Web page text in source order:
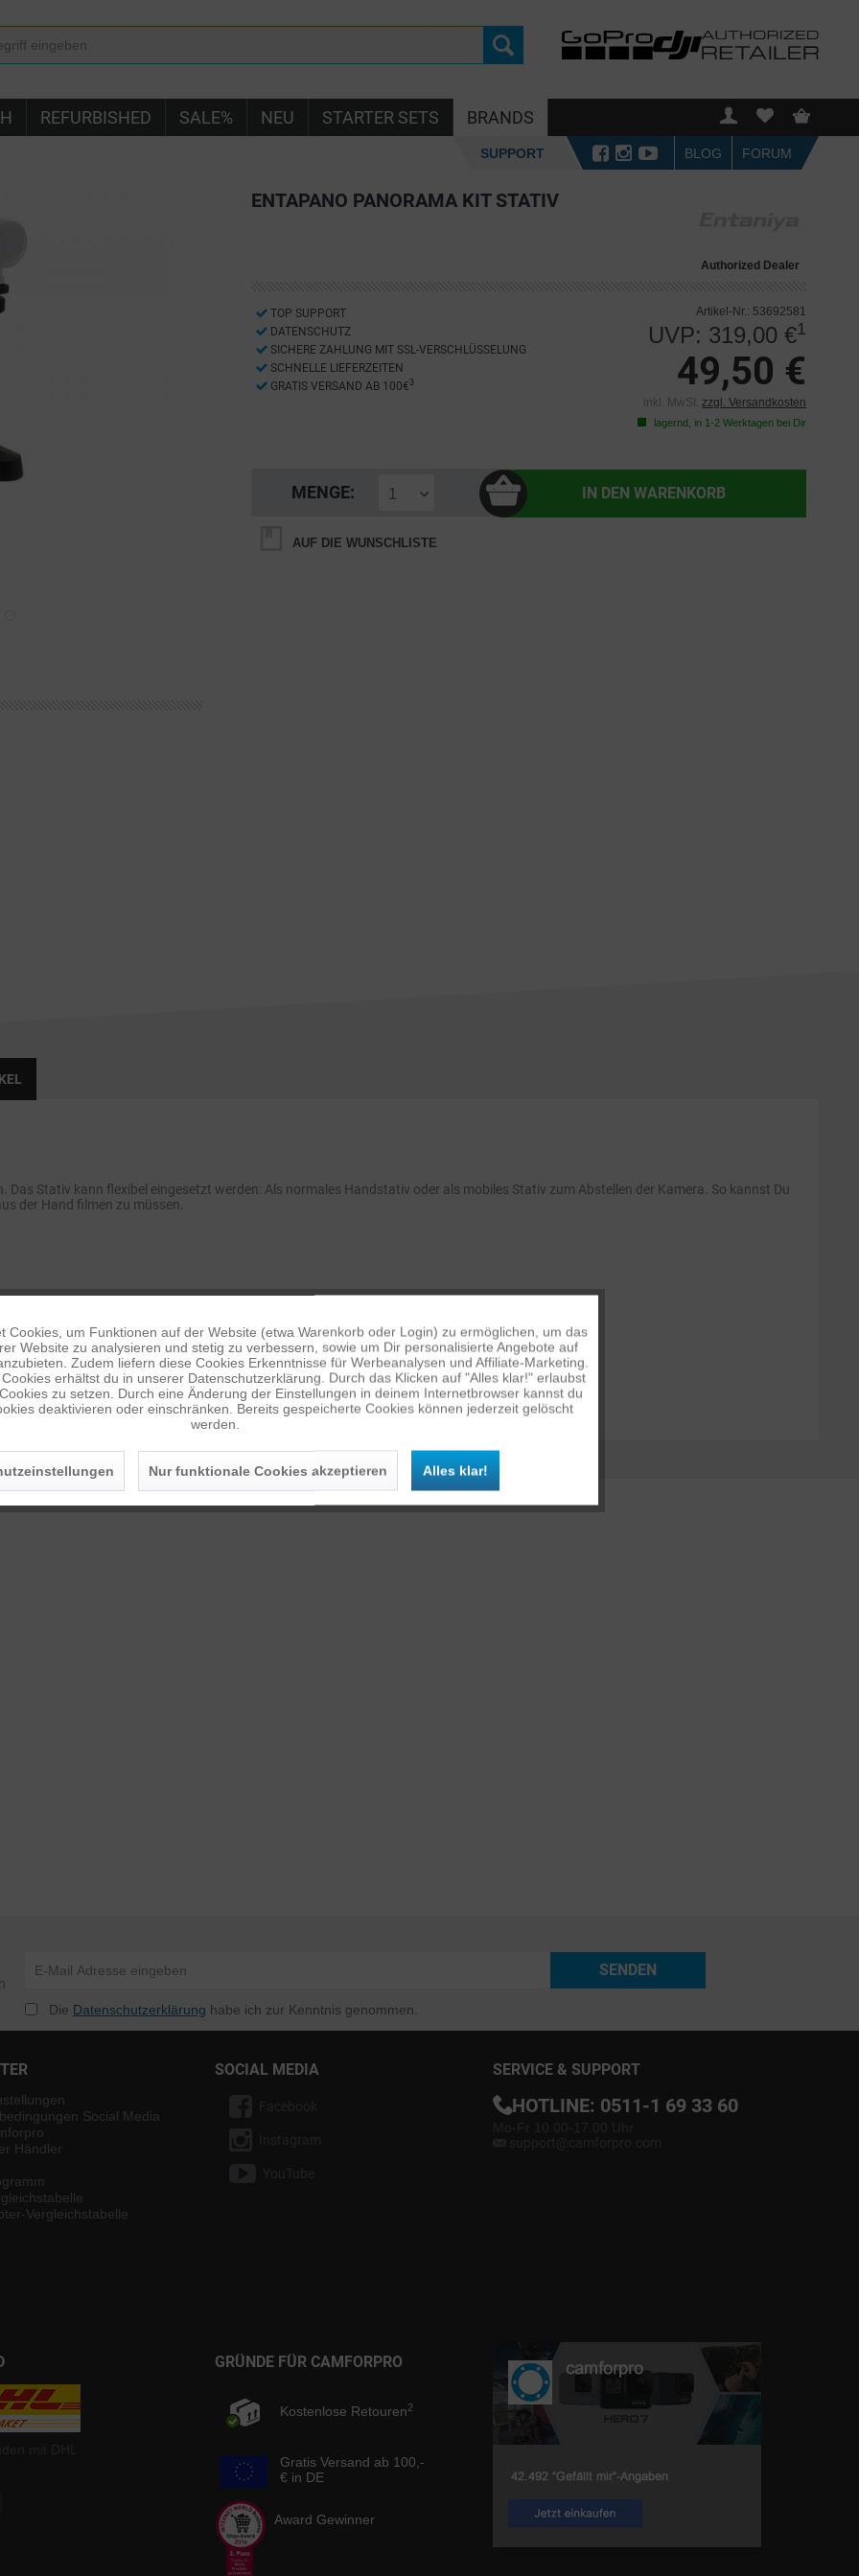
REFURBISHED SALE% NEU STARTER SETS BRANDS
SUPPORT BLOG FORUM
ENTAPANO PANORAMA KIT STATIV
Authorized Dealer
TOP SUPPORT
DATENSCHUTZ
SICHERE ZAHLUNG MIT SSL-VERSCHLÜSSELUNG
SCHNELLE LIEFERZEITEN
GRATIS VERSAND AB 100€ 3
Artikel-Nr.: 53692581
UVP: 319,00 €1
49,50 €
inkl. MwSt. zzgl. Versandkosten
lagernd, in 1-2 Werktagen bei Dir
MENGE: IN DEN WARENKORB
AUF DIE WUNSCHLISTE
Das Stativ kann flexibel eingesetzt werden: Als normales Handstativ oder als mobiles Stativ zum Abstellen der Kamera. So kannst Du
der Hand filmen zu müssen.
SENDEN
Die Datenschutzerklärung habe ich zur Kenntnis genommen.
Social Media
Händler
Vergleichstabelle
SOCIAL MEDIA SERVICE & SUPPORT
HOTLINE: 0511-1 69 33 60
GRÜNDE FÜR CAMFORPRO
Kostenlose Retouren2
Gratis Versand ab 100,-
€ in DE
Award Gewinner
Aktiv
Inaktiv
Inaktiv
Cookies, um Funktionen auf der Website (etwa Warenkorb oder Login) zu ermöglichen, um das
Website zu analysieren und stetig zu verbessern, sowie um Dir personalisierte Angebote auf
Zudem liefern diese Cookies Erkenntnisse für Werbeanalysen und Affiliate-Marketing.
erhältst du in unserer Datenschutzerklärung. Durch das Klicken auf "Alles klar!" erlaubst
zu setzen. Durch eine Änderung der Einstellungen in deinem Internetbrowser kannst du
deaktivieren oder einschränken. Bereits gespeicherte Cookies können jederzeit gelöscht
werden.
Nur funktionale Cookies akzeptieren Alles klar!